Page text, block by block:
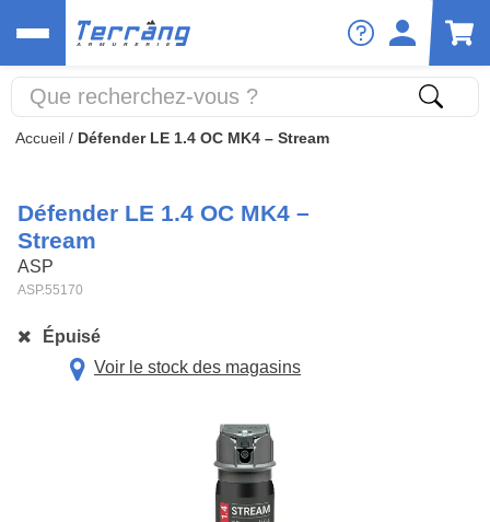
Accueil / Défender LE 1.4 OC MK4 – Stream
Défender LE 1.4 OC MK4 –
Stream
ASP
ASP.55170
Épuisé
Voir le stock des magasins